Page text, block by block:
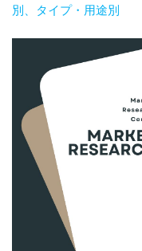
別、タイプ・用途別